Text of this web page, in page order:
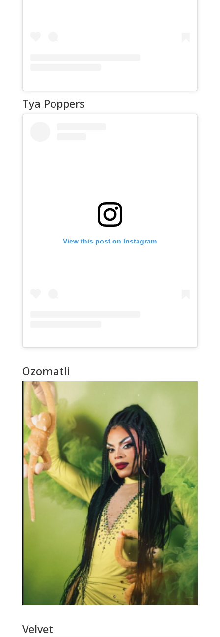
Tya Poppers
View this post on Instagram
Ozomatli
Velvet